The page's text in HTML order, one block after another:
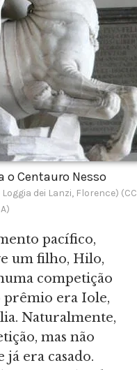
o Centauro Nesso
dei Lanzi, Florence) (CC
pacífico,
um filho, Hilo,
competição
prêmio era Iole,
Naturalmente,
mas não
era casado.